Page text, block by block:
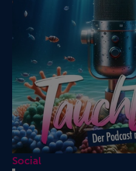
Social